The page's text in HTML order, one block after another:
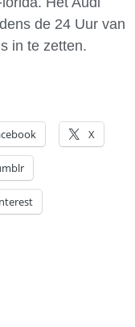
de 24 Uur van
in te zetten.
X